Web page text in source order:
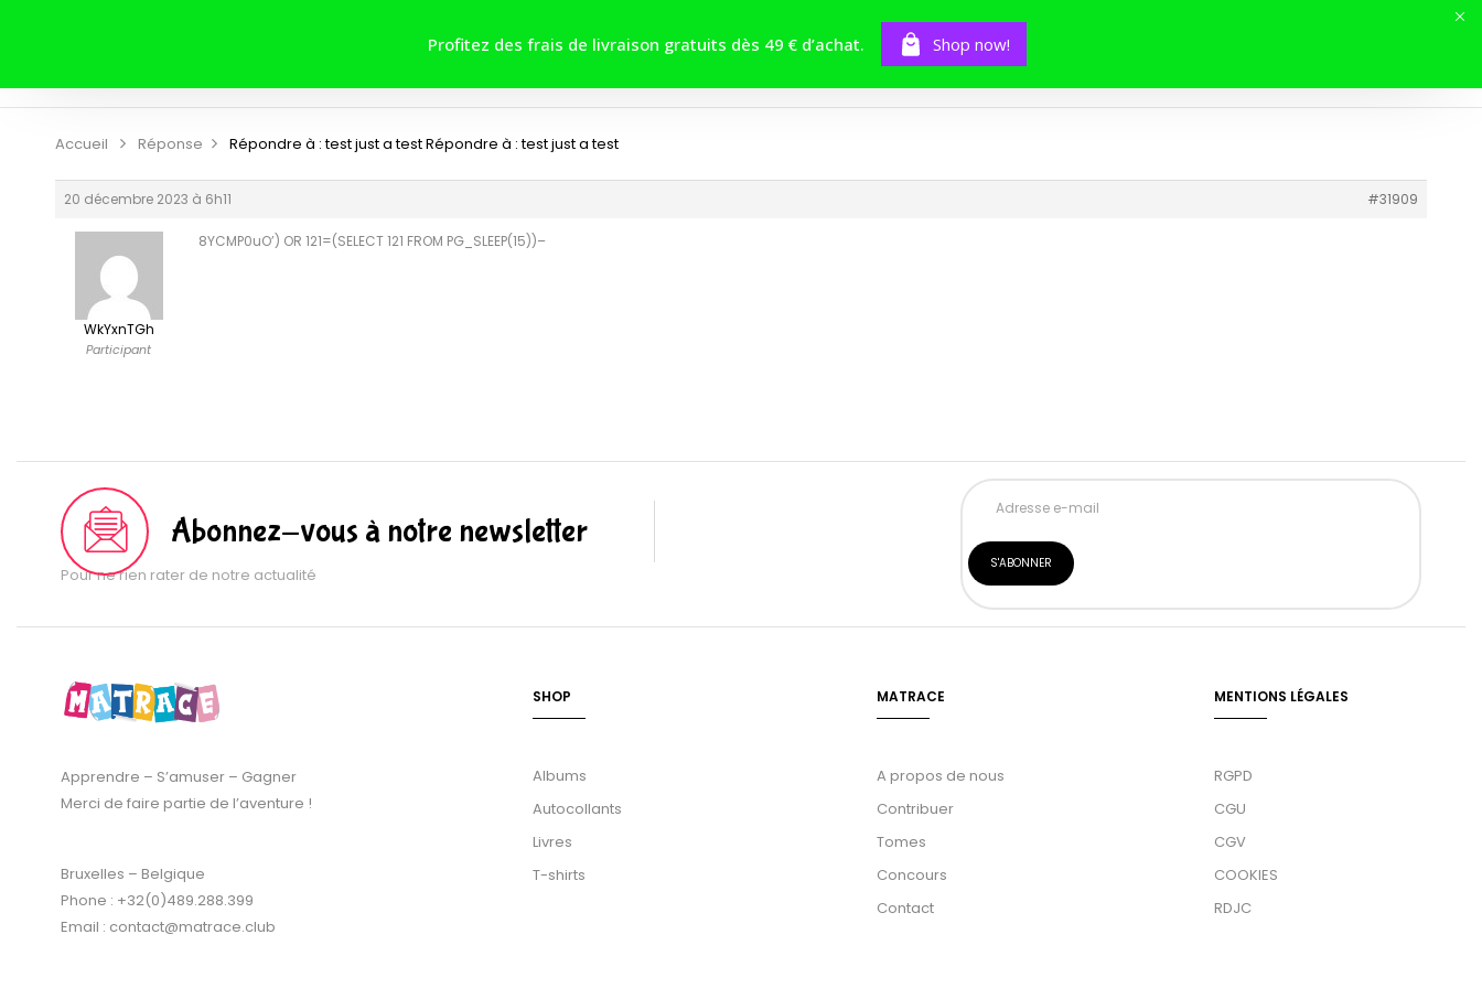
Profitez des frais de livraison gratuits dès 49 € d’achat. Shop now!
A PROPOS DE NOUS BOUTIQUE TOMES
CONCOURS
Accueil Réponse Répondre à : test just a testRépondre à : test just a test
20 décembre 2023 à 6h11 #31909
WkYxnTGh
Participant
8YCMP0uO’) OR 121=(SELECT 121 FROM PG_SLEEP(15))–
Abonnez-vous à notre newsletter
Pour ne rien rater de notre actualité
Apprendre – S’amuser – Gagner
Merci de faire partie de l’aventure !
Bruxelles – Belgique
Phone : +32(0)489.288.399
Email : contact@matrace.club
SHOP
Albums
Autocollants
Livres
T-shirts
MATRACE
A propos de nous
Contribuer
Tomes
Concours
Contact
MENTIONS LÉGALES
RGPD
CGU
CGV
COOKIES
RDJC